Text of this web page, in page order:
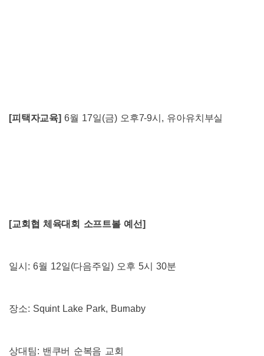
[피택자교육] 6월 17일(금) 오후7-9시 , 유아유치부실
[교회협 체육대회 소프트볼 예선]
일시 : 6월 12일(다음주일) 오후5시30분
장소: Squint Lake Park, Burnaby
상대팀: 밴쿠버 순복음 교회